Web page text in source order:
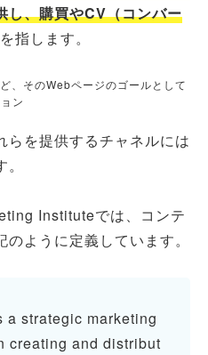
し、購買やCV（コンバー
を指します。
、そのWebページのゴールとして
ン
らを提供するチャネルには
Instituteでは、コンテ
ように定義しています。
a strategic marketing
creating and distribut